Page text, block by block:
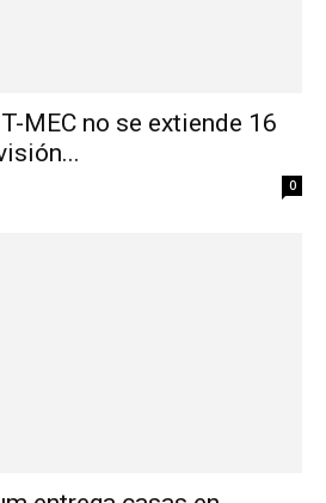
MEC no se extiende 16
0